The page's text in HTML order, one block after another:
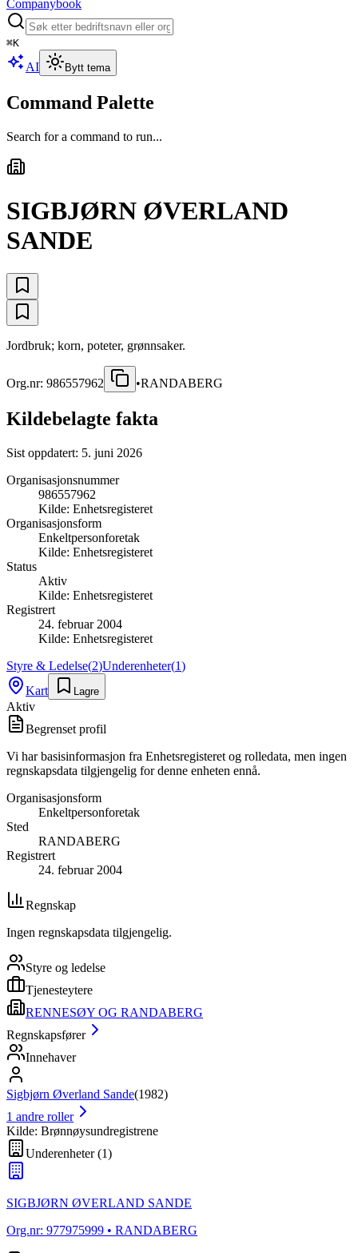
Companybook
⌘K
AI Bytt tema
Command Palette
Search for a command to run...
SIGBJØRN ØVERLAND
SANDE
Jordbruk; korn, poteter, grønnsaker.
Org.nr: 986557962 •RANDABERG
Kildebelagte fakta
Sist oppdatert: 5. juni 2026
Organisasjonsnummer
986557962
Kilde: Enhetsregisteret
Organisasjonsform
Enkeltpersonforetak
Kilde: Enhetsregisteret
Status
Aktiv
Kilde: Enhetsregisteret
Registrert
24. februar 2004
Kilde: Enhetsregisteret
Styre & Ledelse(2)Underenheter(1)
Kart
Lagre
Aktiv
Begrenset profil
Vi har basisinformasjon fra Enhetsregisteret og rolledata, men ingen
regnskapsdata tilgjengelig for denne enheten ennå.
Organisasjonsform
Enkeltpersonforetak
Sted
RANDABERG
Registrert
24. februar 2004
Regnskap
Ingen regnskapsdata tilgjengelig.
Styre og ledelse
Tjenesteytere
RENNESØY OG RANDABERG
Regnskapsfører
Innehaver
Sigbjørn Øverland Sande(1982)
1 andre roller
Kilde: Brønnøysundregistrene
Underenheter(1)
SIGBJØRN ØVERLAND SANDE
Org.nr: 977975999 • RANDABERG